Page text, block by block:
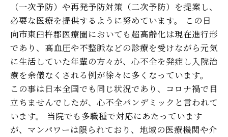
（一次予防）や再発予防対策（二次予防）を提案し、
必要な医療を提供するように努めています。 この日
向市東臼杵郡医療圏においても超高齢化は現在進行形
であり、高血圧や不整脈などの診療を受けながら元気
に生活していた年輩の方々が、心不全を発症し入院治
療を余儀なくされる例が徐々に多くなっています。
この事は日本全国でも同じ状況であり、コロナ禍で目
立ちませんでしたが、心不全パンデミックと言われて
います。 当院でも多職種で対応にあたっています
が、マンパワーは限られており、地域の医療機関や介